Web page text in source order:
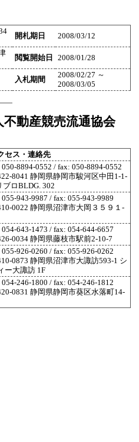
開札期日 2008/03/12
閲覧開始日 2008/01/28
入札期間
2008/02/27 ～
2008/03/05
動産競売流通協会
セス・連絡先
8894-0552 / fax: 050-8894-0552
8041 静岡県静岡市駿河区中田1-1-
ブロBLDG. 302
943-9987 / fax: 055-943-9989
0022 静岡県沼津市大岡３５９１-
643-1473 / fax: 054-644-6657
0034 静岡県藤枝市駅前2-10-7
926-0260 / fax: 055-926-0262
0873 静岡県沼津市大諏訪593-1 シ
ー大諏訪 1F
246-1800 / fax: 054-246-1812
0831 静岡県静岡市葵区水落町14-